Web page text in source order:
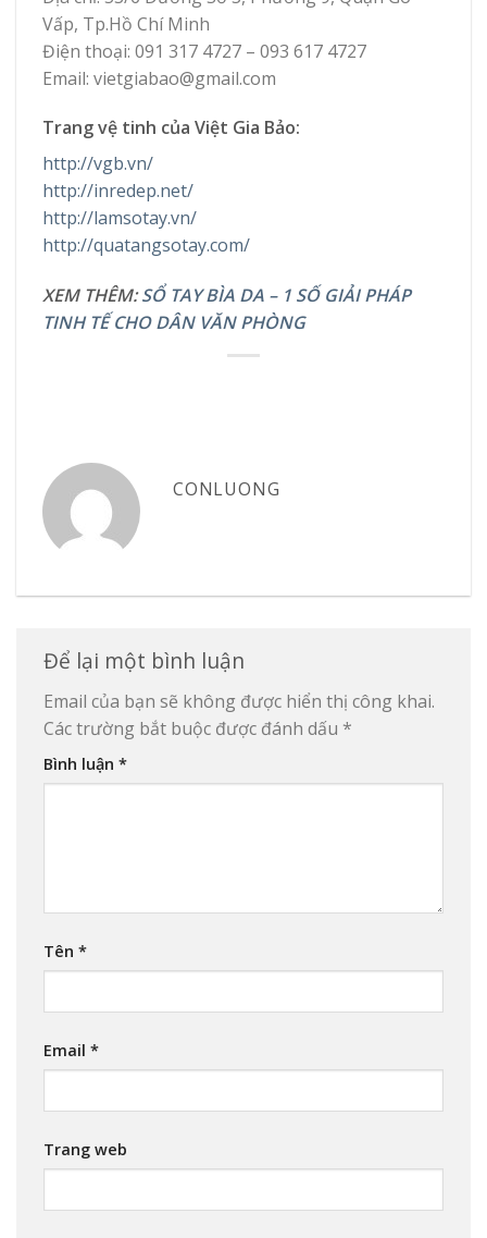
Vấp, Tp.Hồ Chí Minh
Điện thoại: 091 317 4727 – 093 617 4727
Email: vietgiabao@gmail.com
Trang vệ tinh của Việt Gia Bảo:
http://vgb.vn/
http://inredep.net/
http://lamsotay.vn/
http://quatangsotay.com/
XEM THÊM:SỔ TAY BÌA DA – 1 SỐ GIẢI PHÁP
TINH TẾ CHO DÂN VĂN PHÒNG
CONLUONG
Để lại một bình luận
Email của bạn sẽ không được hiển thị công khai.
Các trường bắt buộc được đánh dấu *
Bình luận *
Tên *
Email *
Trang web